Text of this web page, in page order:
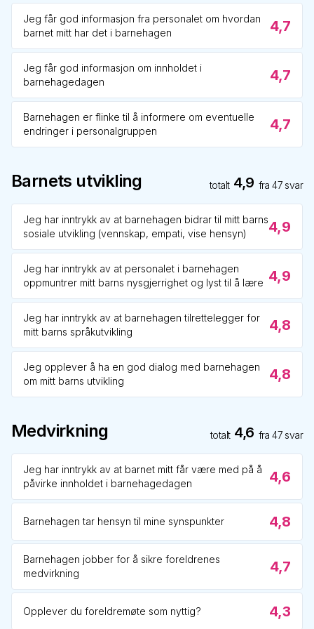
Jeg får god informasjon fra personalet om hvordan
barnet mitt har det i barnehagen
4,7
Jeg får god informasjon om innholdet i
barnehagedagen
4,7
Barnehagen er flinke til å informere om eventuelle
endringer i personalgruppen
4,7
Barnets utvikling totalt 4,9 fra47 svar
Jeg har inntrykk av at barnehagen bidrar til mitt barns
sosiale utvikling (vennskap, empati, vise hensyn)
4,9
Jeg har inntrykk av at personalet i barnehagen
oppmuntrer mitt barns nysgjerrighet og lyst til å lære 4,9
Jeg har inntrykk av at barnehagen tilrettelegger for
mitt barns språkutvikling
4,8
Jeg opplever å ha en god dialog med barnehagen
om mitt barns utvikling
4,8
Medvirkning totalt 4,6 fra47 svar
Jeg har inntrykk av at barnet mitt får være med på å
påvirke innholdet i barnehagedagen
4,6
Barnehagen tar hensyn til mine synspunkter 4,8
Barnehagen jobber for å sikre foreldrenes
medvirkning
4,7
Opplever du foreldremøte som nyttig? 4,3